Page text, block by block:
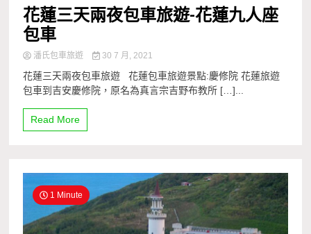
花蓮三天兩夜包車旅遊-花蓮九人座
包車
潘氏包車旅遊 30 7 月, 2021
花蓮三天兩夜包車旅遊 花蓮包車旅遊景點:慶修院 花蓮旅遊
包車到吉安慶修院，原名為真言宗吉野布教所 […]...
Read More
1 Minute